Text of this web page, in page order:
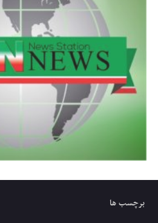
برچسب ها